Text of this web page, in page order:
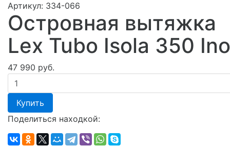
Артикул: 334-066
Островная вытяжка
Lex Tubo Isola 350
47 990 руб.
Купить
Поделиться находкой: